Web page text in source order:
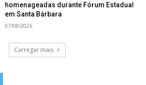
homenageadas durante Fórum Estadual
em Santa Bárbara
07/08/2026
Carregar mais